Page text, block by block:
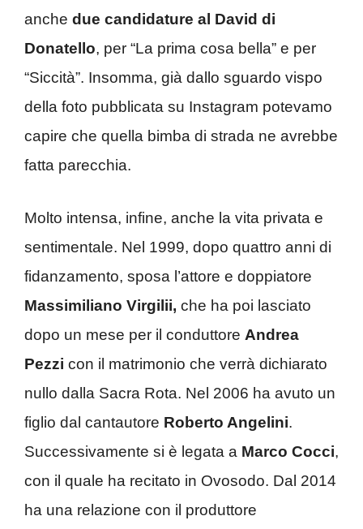
anche due candidature al David di
Donatello, per “La prima cosa bella” e per
“Siccità”. Insomma, già dallo sguardo vispo
della foto pubblicata su Instagram potevamo
capire che quella bimba di strada ne avrebbe
fatta parecchia.
Molto intensa, infine, anche la vita privata e
sentimentale. Nel 1999, dopo quattro anni di
fidanzamento, sposa l’attore e doppiatore
Massimiliano Virgilii, che ha poi lasciato
dopo un mese per il conduttore Andrea
Pezzi con il matrimonio che verrà dichiarato
nullo dalla Sacra Rota. Nel 2006 ha avuto un
figlio dal cantautore Roberto Angelini.
Successivamente si è legata a Marco Cocci,
con il quale ha recitato in Ovosodo. Dal 2014
ha una relazione con il produttore